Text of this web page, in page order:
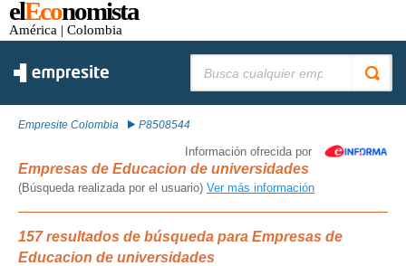
elEconomista
América | Colombia
Empresite Colombia P8508544
Información ofrecida por
Empresas de Educacion de universidades
(Búsqueda realizada por el usuario) Ver más información
157 resultados de búsqueda para Empresas de
Educacion de universidades